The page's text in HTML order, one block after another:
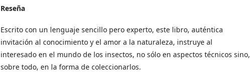
Reseña
Escrito con un lenguaje sencillo pero experto, este libro, auténtica
invitación al conocimiento y el amor a la naturaleza, instruye al
interesado en el mundo de los insectos, no sólo en aspectos técnicos sino,
sobre todo, en la forma de coleccionarlos.